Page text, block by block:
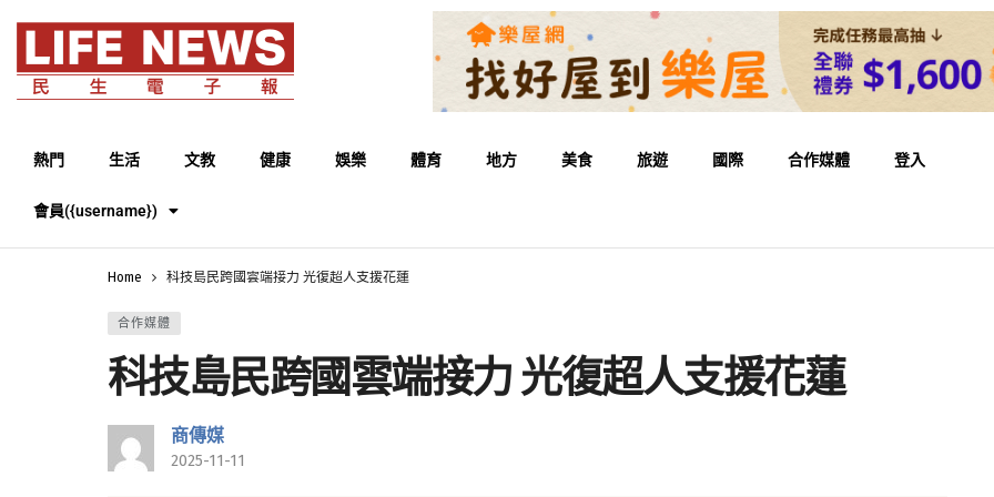
熱門 生活 文教 健康 娛樂 體育 地方 美食 旅遊 國際 合作媒體 登入
會員({username})
Home 科技島民跨國雲端接力 光復超人支援花蓮
合作媒體
科技島民跨國雲端接力 光復超人支援花蓮
商傳媒
2025-11-11